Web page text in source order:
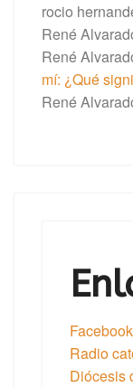
rocio
René
René
mí: ¿Qué
René
Radio
Diócesis